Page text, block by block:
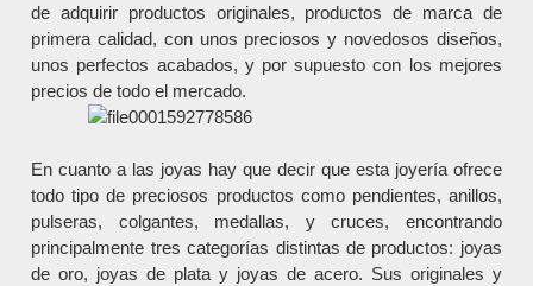
de adquirir productos originales, productos de marca de
primera calidad, con unos preciosos y novedosos diseños,
unos perfectos acabados, y por supuesto con los mejores
precios de todo el mercado.
En cuanto a las joyas hay que decir que esta joyería ofrece
todo tipo de preciosos productos como pendientes, anillos,
pulseras, colgantes, medallas, y cruces, encontrando
principalmente tres categorías distintas de productos: joyas
de oro, joyas de plata y joyas de acero. Sus originales y